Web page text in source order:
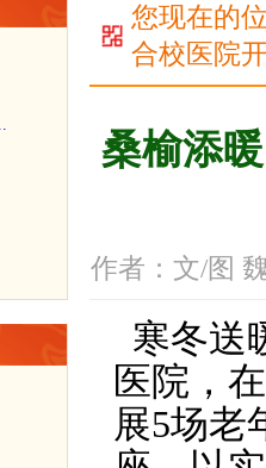
您现在的
合校医院
桑榆添
作者：文/图
寒冬送
医院，
展5场老